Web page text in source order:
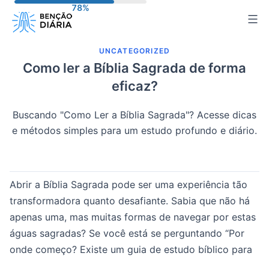
para
conteúdo
UNCATEGORIZED
Como ler a Bíblia Sagrada de forma
eficaz?
Buscando "Como Ler a Bíblia Sagrada"? Acesse dicas
e métodos simples para um estudo profundo e diário.
Abrir a Bíblia Sagrada pode ser uma experiência tão
transformadora quanto desafiante. Sabia que não há
apenas uma, mas muitas formas de navegar por estas
águas sagradas? Se você está se perguntando “Por
onde começo? Existe um guia de estudo bíblico para